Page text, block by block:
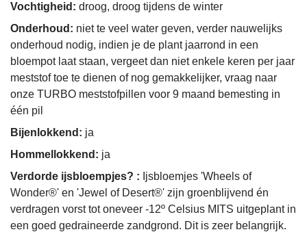
Vochtigheid: droog, droog tijdens de winter
Onderhoud: niet te veel water geven, verder nauwelijks
onderhoud nodig, indien je de plant jaarrond in een
bloempot laat staan, vergeet dan niet enkele keren per jaar
meststof toe te dienen of nog gemakkelijker, vraag naar
onze TURBO meststofpillen voor 9 maand bemesting in
één pil
Bijenlokkend: ja
Hommellokkend: ja
Verdorde ijsbloempjes? : Ijsbloemjes 'Wheels of
Wonder®' en 'Jewel of Desert®' zijn groenblijvend én
verdragen vorst tot oneveer -12º Celsius MITS uitgeplant in
een goed gedraineerde zandgrond. Dit is zeer belangrijk.